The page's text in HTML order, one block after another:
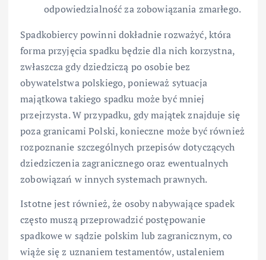
odpowiedzialność za zobowiązania zmarłego.
Spadkobiercy powinni dokładnie rozważyć, która
forma przyjęcia spadku będzie dla nich korzystna,
zwłaszcza gdy dziedziczą po osobie bez
obywatelstwa polskiego, ponieważ sytuacja
majątkowa takiego spadku może być mniej
przejrzysta. W przypadku, gdy majątek znajduje się
poza granicami Polski, konieczne może być również
rozpoznanie szczególnych przepisów dotyczących
dziedziczenia zagranicznego oraz ewentualnych
zobowiązań w innych systemach prawnych.
Istotne jest również, że osoby nabywające spadek
często muszą przeprowadzić postępowanie
spadkowe w sądzie polskim lub zagranicznym, co
wiąże się z uznaniem testamentów, ustaleniem